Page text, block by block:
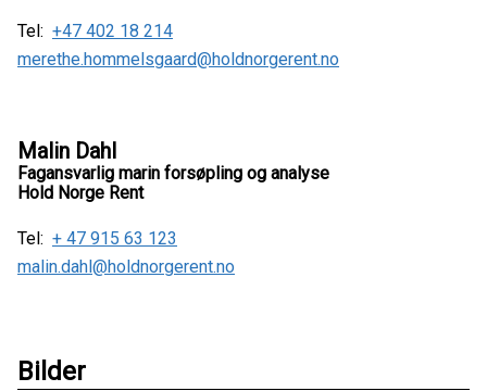
Tel: +47 402 18 214
merethe.hommelsgaard@holdnorgerent.no
Malin Dahl
Fagansvarlig marin forsøpling og analyse
Hold Norge Rent
Tel: + 47 915 63 123
malin.dahl@holdnorgerent.no
Bilder